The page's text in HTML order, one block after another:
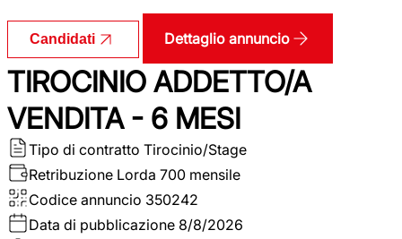
Candidati Dettaglio annuncio
TIROCINIO ADDETTO/A
VENDITA - 6 MESI
Tipo di contratto Tirocinio/Stage
Retribuzione Lorda 700 mensile
Codice annuncio 350242
Data di pubblicazione 8/8/2026